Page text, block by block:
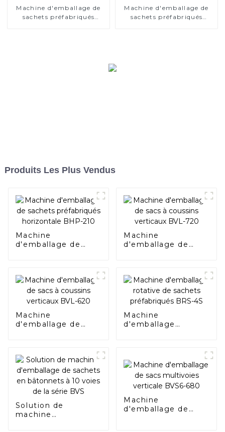
Machine d'emballage de
sachets préfabriqués
Machine d'emballage de
sachets préfabriqués
Produits Les Plus Vendus
Machine
d'emballage de
210
Machine
d'emballage de
Machine
d'emballage de
Machine
d'emballage
Solution de
machine
Machine
d'emballage de